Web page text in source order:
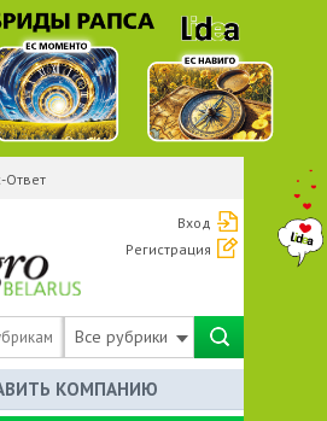
Ответ
Вход
Регистрация
Все рубрики
КОМПАНИЮ